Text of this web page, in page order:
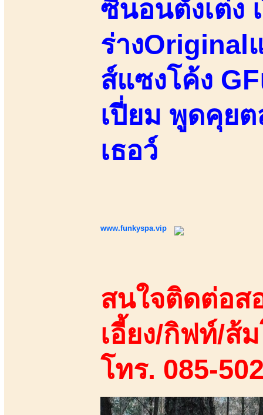
ซีนอนตั้งเต่ง
ร่างOriginal
ส์แซงโค้ง
เปี่ยม พูดคุย
เธอว์
www.funkyspa.vip
สนใจติดต่อส
เอี้ยง/กิฟท์/ส้
โทร. 085-